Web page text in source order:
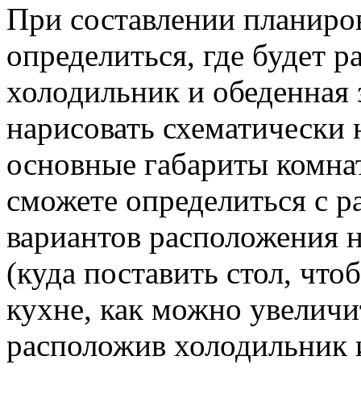
При составлении
определиться, где будет
холодильник и
нарисовать
основные габариты
сможете определиться с
вариантов расположения
(куда поставить стол,
кухне, как можно
расположив холодильник